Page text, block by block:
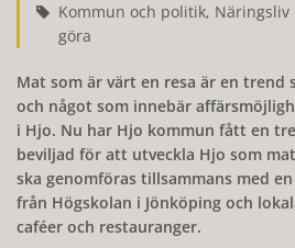
Kommun och politik, Näringsliv
göra
Mat som är värt en resa är en
och något som innebär
i Hjo. Nu har Hjo kommun fått en
beviljad för att utveckla Hjo som
ska genomföras tillsammans med
från Högskolan i Jönköping och
caféer och restauranger.